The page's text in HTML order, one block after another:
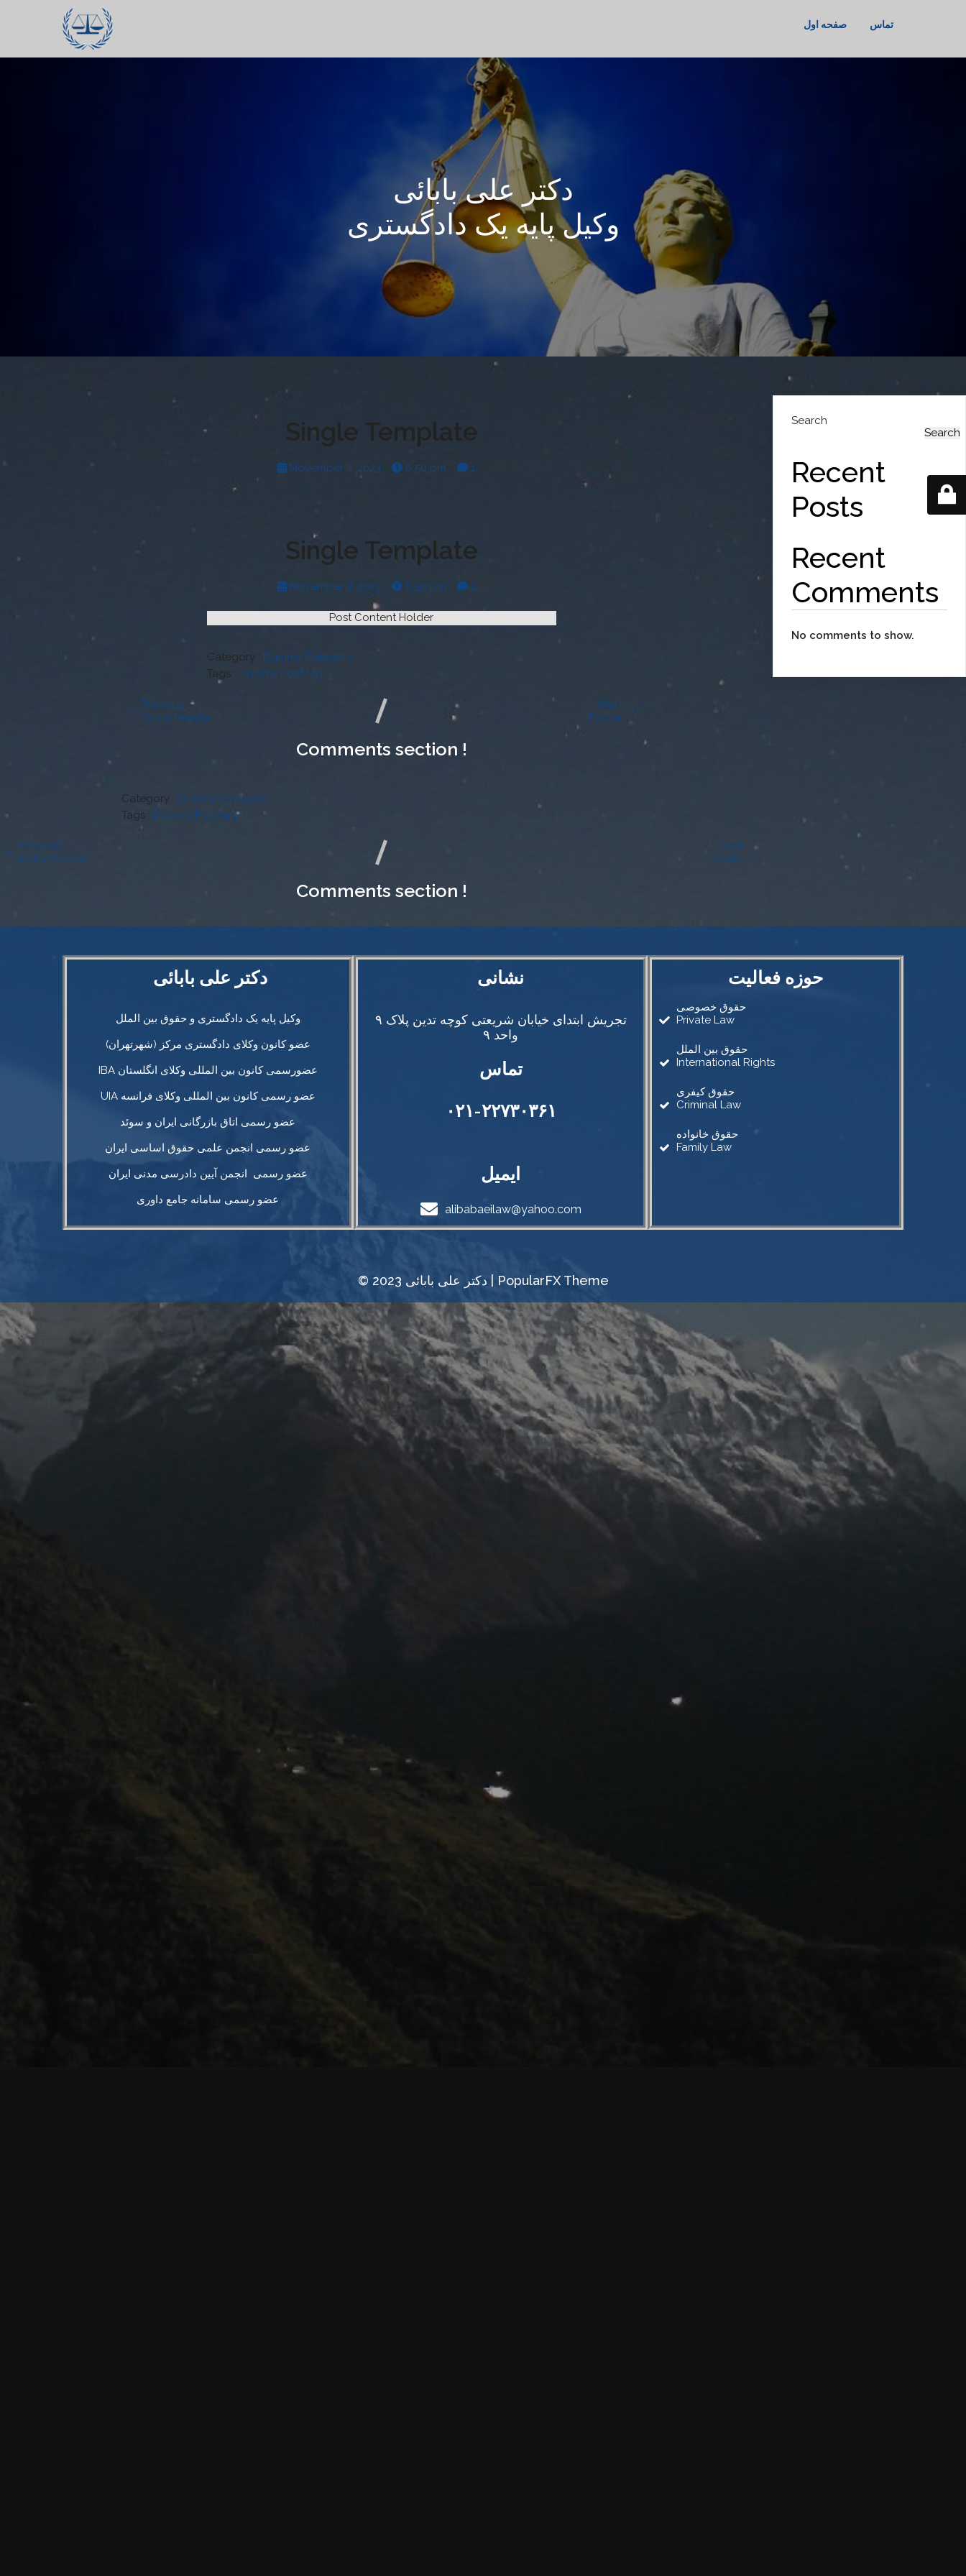
صفحه اول تماس
دکتر علی‌ بابائی
وکیل پایه یک دادگستری
Single Template
November 2, 2023 6:50 pm 1
Single Template
November 2, 2023 6:50 pm 1
Post Content Holder
Category : Dummy Category
Tags : Dummy Post tag
Previous
Home Header
Next
Footer
Comments section !
Category : Dummy Category
Tags : Dummy Post tag
Previous
Home Header
Next
Footer
Comments section !
Search
Search
Recent
Posts
Recent
Comments
No comments to show.
دکتر علی‌ بابائی
وکیل پایه یک دادگستری و حقوق بین الملل
عضو کانون وکلای دادگستری مرکز (شهرتهران)
IBA عضورسمی کانون بین المللی وکلای انگلستان
UIA عضو رسمی کانون بین المللی وکلای فرانسه
عضو رسمی اتاق بازرگانی ایران و سوئد
عضو رسمی انجمن علمی حقوق اساسی ایران
عضو رسمی انجمن آیین دادرسی مدنی ایران
عضو رسمی سامانه جامع داوری
تجریش ابتدای خیابان شریعتی کوچه تدین پلاک ۹
واحد ۹
تماس
۰۲۱-۲۲۷۳۰۳۶۱
ایمیل
alibabaeilaw@yahoo.com
حوزه فعالیت
حقوق خصوصی
Private Law
حقوق بین الملل
International Rights
حقوق کیفری
Criminal Law
حقوق خانواده
Family Law
PopularFX Theme